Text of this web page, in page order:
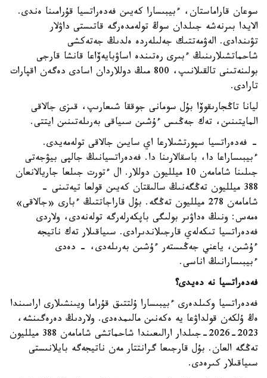
سوعان قاراماستان، ءبيبىسارا كەيىن فەدەراتسيا قۇرامىنا ەندى.
الايدا بىرنەشە جىلدان سوڭ تولەمدەرگە قاتىستى داۋلار
تۋىندادى. الەۋمەتتىك جەلىلەردە ەلدىڭ جەتەكشى
شاحماتشىلارىنىڭ ءبىرى رەتىندە اساۋبايەۆاعا قانشا قارجى
بولىنەتىنى تالقىلانىپ، 800 مىڭ دوللاردان اسادى دەگەن اقپارات
تارادى.
ليانا تاڭجارىقوۆا بۇل سومانى جوققا شىعارىپ، قىزى جالاقى
المايتىنىن، تەك جەڭىس ءۇشىن سىياقى بەرىلەتىنىن ايتتى.
- فەدەراتسيا سپورتشىلارعا اي سايىن جالاقى تولەمەيدى.
ءبيبىساراعا دا، باسقالارىنا دا. فەدەراتسيانىڭ جالپى بيۋجەتى
جىلىنا شامامەن 10 ميلليون دوللار. ال ءتورت جىلعا جاريالانعان
388 ميلليون تەڭگەنىڭ سالىقتان كەيىن قولعا تيەتىنى -
شامامەن 278 ميلليون تەڭگە. بۇل قاراجاتتىڭ ءبارى «جالاقى»
ەمەس: ونىڭ ەداۋىر بولىگى باپكەرلەرگە تولەنەدى، ولاردى
فەدەراتسيا تىكەلەي قارجىلاندىرادى. سىياقىلار تەك ناتيجە
ءۇشىن، ياعني جەڭىستەر ءۇشىن بەرىلەدى، - دەدى
ءبيبىسارانىڭ اناسى.
فەدەراتسيا نە دەيدى؟
فەدەراتسيا وكىلدەرى ءبيبىسارا ۇلتتىق قۇراما ويىنشىلارى اراسىندا
ەڭ ۇلكەن قولداۋعا يە ەكەنىن مالىمدەدى. ولاردىڭ دەرەگىنشە،
2023-2026-جىلدار ارالىعىندا شاحماتشى شامامەن 388 ميلليون
تەڭگە العان. بۇل قارجىعا گرانتتار مەن ناتيجەگە بايلانىستى
سىياقىلار كىرەدى.